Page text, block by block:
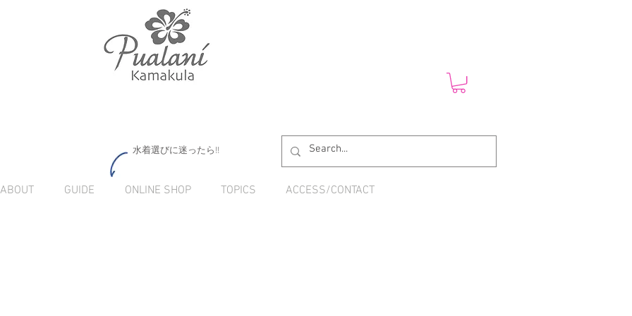
水着選びに迷ったら!!
ABOUT GUIDE ONLINE SHOP TOPICS ACCESS/CONTACT